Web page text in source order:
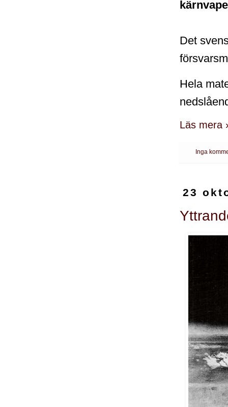
Det
Hela
Läs mera
Inga
23